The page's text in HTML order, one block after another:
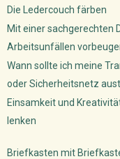
Die Ledercouch färben
Mit einer sachgerechten
Arbeitsunfällen
Wann sollte ich meine
oder Sicherheitsnetz
Einsamkeit und
lenken
Briefkasten mit